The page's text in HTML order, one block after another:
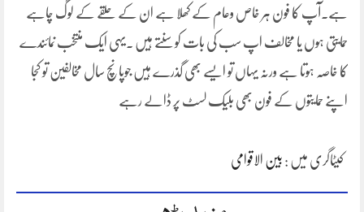
ہے.آپ کا فون ہر خاص وعام کے کھلا ہے ان کے حلقے کے لوگ چاہے
حمایتی ہوں یا مخالف اپ سب کی بات کو سنتے ہیں ۔یہی ایک منتخب نمائندے
کا خاصہ ہوتا ہے ورنہ یہاں تو ایسے بھی گذرے ہیں جوپانچ سال مخالفین تو کجا
اپنے حمایتوں کے فون بھی بلیک لسٹ پر ڈالے رہے
کیٹاگری میں : بین الاقوامی